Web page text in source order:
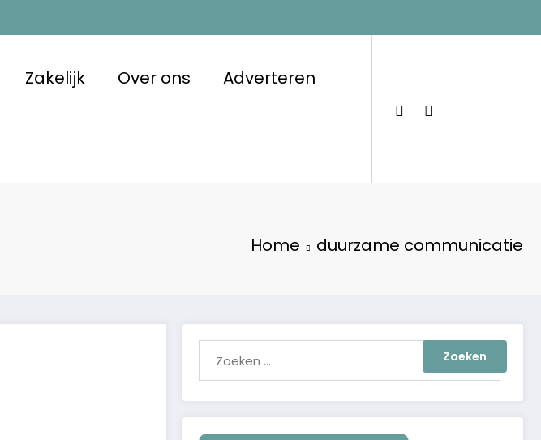
Zakelijk Over ons Adverteren
Home duurzame communicatie